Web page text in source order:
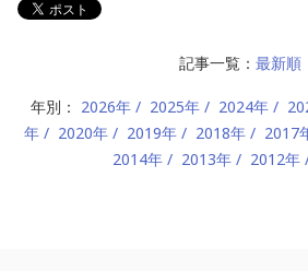
記事一覧： 最新順
年別： 2026年 2025年 2024年
年
2020年 2019年 2018年 2017
2014年
2013年 2012年